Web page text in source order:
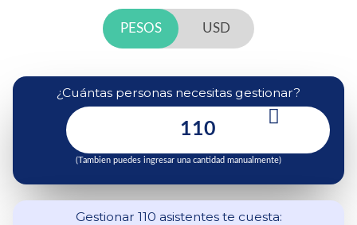
PESOS USD
¿Cuántas personas necesitas gestionar?
(Tambien puedes ingresar una cantidad manualmente)
Gestionar 110 asistentes te cuesta: